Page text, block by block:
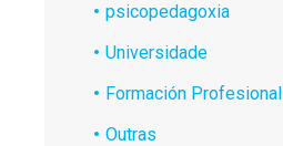
psicopedagoxia
Universidade
Formación Profesional
Outras